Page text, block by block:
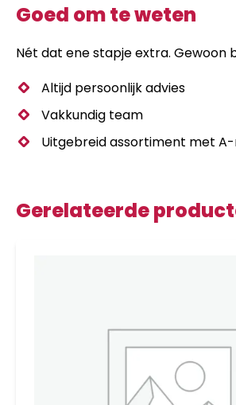
Goed om te weten
Nét dat ene stapje extra. Gewoon
Altijd persoonlijk advies
Vakkundig team
Uitgebreid assortiment met
Gerelateerde